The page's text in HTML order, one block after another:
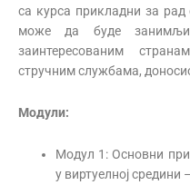
са курса прикладни за
може да буде
заинтересованим
стручним службама,
Модули:
Модул 1: Основни
у виртуелној